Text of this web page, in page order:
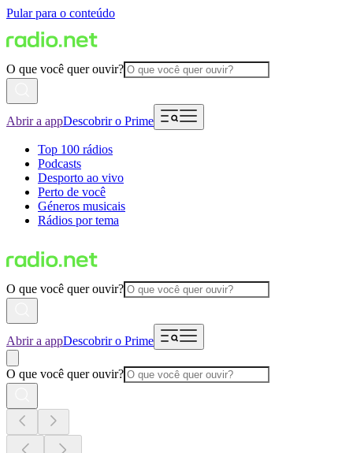
Pular para o conteúdo
O que você quer ouvir?
Abrir a appDescobrir o Prime
Top 100 rádios
Podcasts
Desporto ao vivo
Perto de você
Géneros musicais
Rádios por tema
O que você quer ouvir?
Abrir a appDescobrir o Prime
O que você quer ouvir?